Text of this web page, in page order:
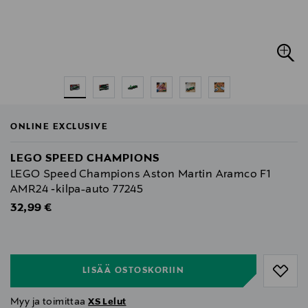
ONLINE EXCLUSIVE
LEGO SPEED CHAMPIONS
LEGO Speed Champions Aston Martin Aramco F1
AMR24 ‑kilpa-auto 77245
Original Price
32,99 €
LISÄÄ OSTOSKORIIN
Myy ja toimittaaXS Lelut